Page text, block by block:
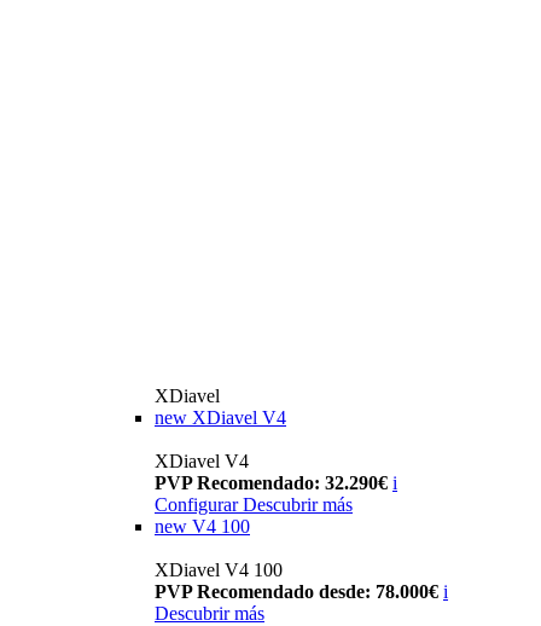
XDiavel
new XDiavel V4
XDiavel V4
PVP Recomendado: 32.290€ i
Configurar Descubrir más
new V4 100
XDiavel V4 100
PVP Recomendado desde: 78.000€ i
Descubrir más